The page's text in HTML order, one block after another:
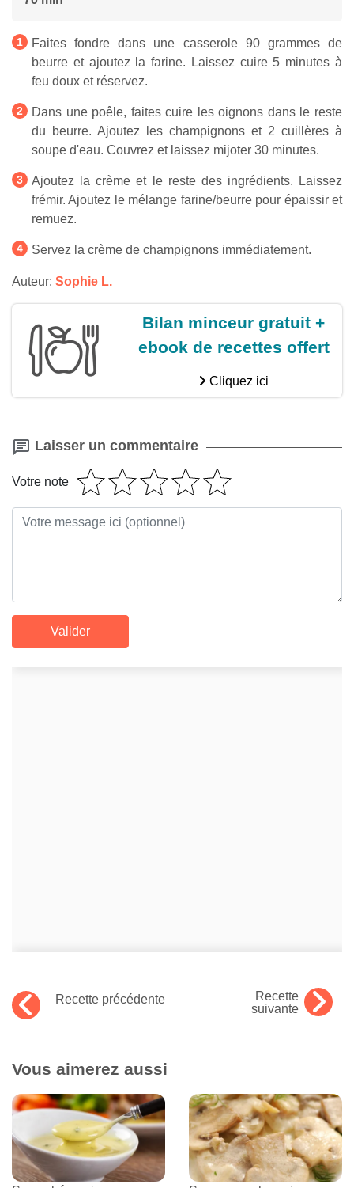
Faites fondre dans une casserole 90 grammes de
beurre et ajoutez la farine. Laissez cuire 5 minutes à
feu doux et réservez.
Dans une poêle, faites cuire les oignons dans le reste
du beurre. Ajoutez les champignons et 2 cuillères à
soupe d'eau. Couvrez et laissez mijoter 30 minutes.
Ajoutez la crème et le reste des ingrédients. Laissez
frémir. Ajoutez le mélange farine/beurre pour épaissir et
remuez.
Servez la crème de champignons immédiatement.
Auteur: Sophie L.
Bilan minceur gratuit +
ebook de recettes offert
Cliquez ici
Laisser un commentaire
Votre note
Recette précédente
Recette
suivante
Vous aimerez aussi